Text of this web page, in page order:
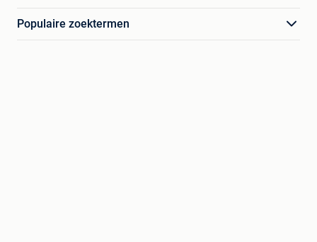
Populaire zoektermen